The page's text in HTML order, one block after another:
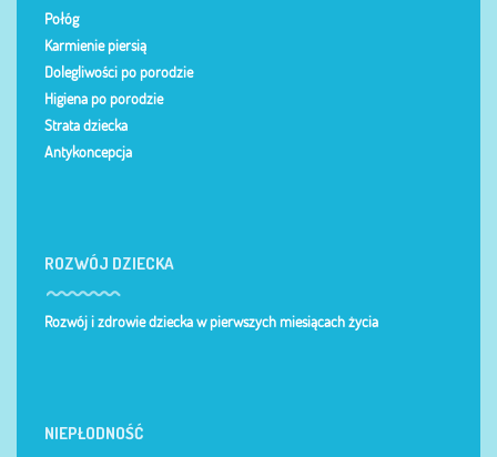
Połóg
Karmienie piersią
Dolegliwości po porodzie
Higiena po porodzie
Strata dziecka
Antykoncepcja
ROZWÓJ DZIECKA
Rozwój i zdrowie dziecka w pierwszych miesiącach życia
NIEPŁODNOŚĆ